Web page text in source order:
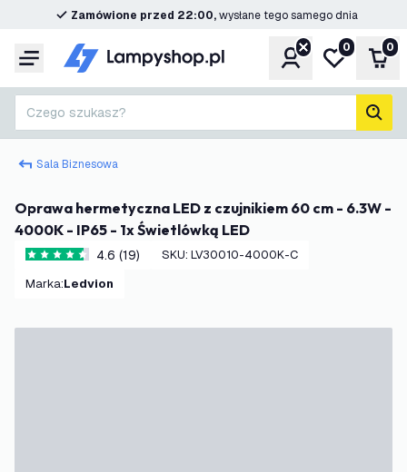
Zamówione przed 22:00,wysłane tego samego dnia
Menu KontoMoja lista
0 0
Czego szukasz?
Sala Biznesowa
Oprawa hermetyczna LED z czujnikiem 60 cm - 6.3W -
4000K - IP65 - 1x Świetlówką LED
4.6 Gwiazdki oceny
4.6 (19) SKU: LV30010-4000K-C
Marka: Ledvion